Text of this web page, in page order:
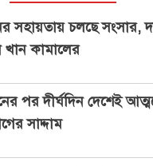
সহায়তায় চলছে সংসার,
কামালের
পর দীর্ঘদিন দেশেই
সাদ্দাম